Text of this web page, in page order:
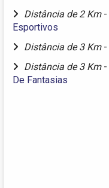
Distância de 2 Km -
Esportivos
Distância de 3 Km -
Distância de 3 Km -
De Fantasias